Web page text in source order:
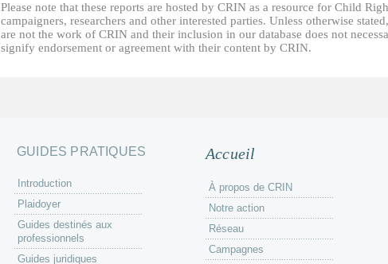
Please note that these reports are hosted by CRIN as a resource for Child
campaigners, researchers and other interested parties. Unless otherwise
are not the work of CRIN and their inclusion in our database does not
signify endorsement or agreement with their content by CRIN.
GUIDES PRATIQUES
Introduction
Plaidoyer
Guides destinés aux
professionnels
Guides juridiques
Accueil
À propos de CRIN
Notre action
Réseau
Campagnes